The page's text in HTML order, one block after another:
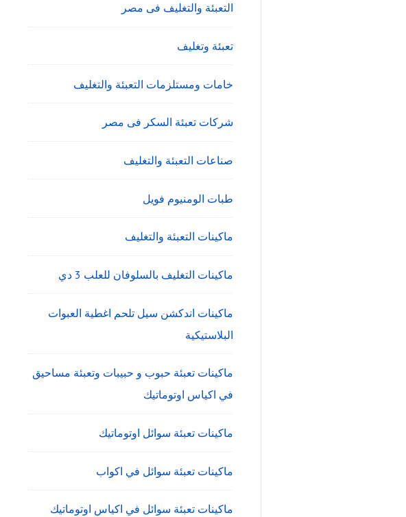
التعبئة والتغليف فى مصر
تعبئة وتغليف
خامات ومستلزمات التعبئة والتغليف
شركات تعبئة السكر فى مصر
صناعات التعبئة والتغليف
طبات الومنيوم فويل
ماكينات التعبئة والتغليف
ماكينات التغليف بالسلوفان للعلب 3 دي
ماكينات اندكشن سيل تلحم اغطية العبوات
البلاستيكية
ماكينات تعبئة حبوب و حبيبات وتعبئة مساحيق
في اكياس اوتوماتيك
ماكينات تعبئة سوائل اوتوماتيك
ماكينات تعبئة سوائل في اكواب
ماكينات تعبئة سوائل في اكياس اوتوماتيك